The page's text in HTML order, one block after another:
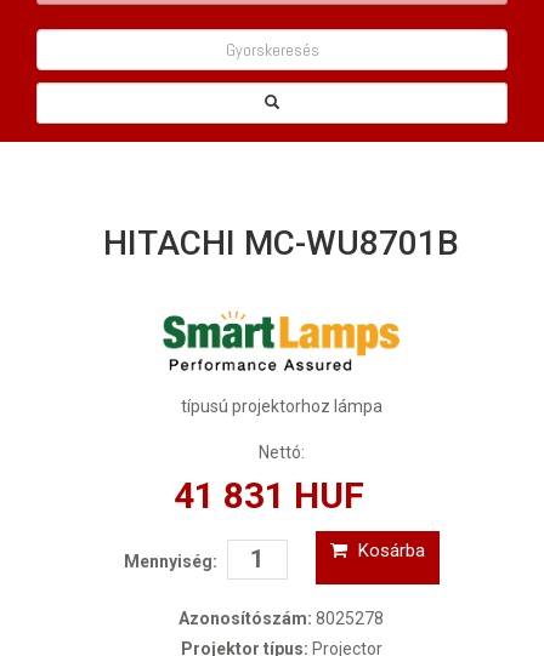
HITACHI MC-WU8701B
típusú projektorhoz lámpa
Nettó:
41 831 HUF
Mennyiség:
Kosárba
Azonosítószám: 8025278
Projektor típus: Projector